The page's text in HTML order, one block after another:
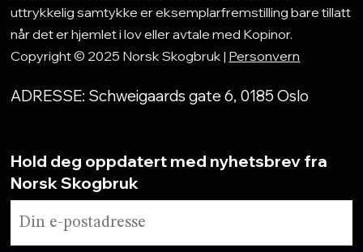
uttrykkelig samtykke er eksemplarfremstilling bare tillatt
når det er hjemlet i lov eller avtale med Kopinor.
Copyright © 2025 Norsk Skogbruk | Personvern
ADRESSE: Schweigaards gate 6, 0185 Oslo
Hold deg oppdatert med nyhetsbrev fra
Norsk Skogbruk